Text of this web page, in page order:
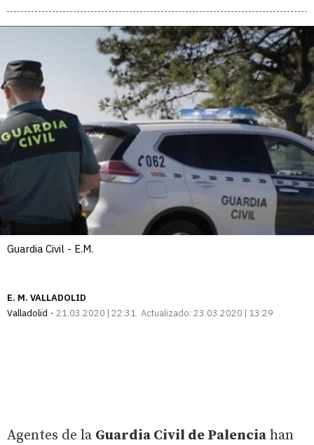
Guardia Civil - E.M.
E. M. VALLADOLID
Valladolid
21.03.2020 | 22:31 Actualizado: 23.03.2020 | 13:29
Agentes de la Guardia Civil de Palencia han